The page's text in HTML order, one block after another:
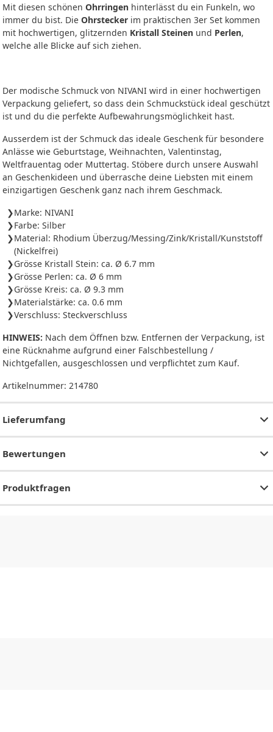
Mit diesen schönen Ohrringen hinterlässt du ein Funkeln, wo
immer du bist. Die Ohrstecker im praktischen 3er Set kommen
mit hochwertigen, glitzernden Kristall Steinen und Perlen,
welche alle Blicke auf sich ziehen.
Der modische Schmuck von NIVANI wird in einer hochwertigen
Verpackung geliefert, so dass dein Schmuckstück ideal geschützt
ist und du die perfekte Aufbewahrungsmöglichkeit hast.
Ausserdem ist der Schmuck das ideale Geschenk für besondere
Anlässe wie Geburtstage, Weihnachten, Valentinstag,
Weltfrauentag oder Muttertag. Stöbere durch unsere Auswahl
an Geschenkideen und überrasche deine Liebsten mit einem
einzigartigen Geschenk ganz nach ihrem Geschmack.
Marke: NIVANI
Farbe: Silber
Material: Rhodium Überzug/Messing/Zink/Kristall/Kunststoff
(Nickelfrei)
Grösse Kristall Stein: ca. Ø 6.7 mm
Grösse Perlen: ca. Ø 6 mm
Grösse Kreis: ca. Ø 9.3 mm
Materialstärke: ca. 0.6 mm
Verschluss: Steckverschluss
HINWEIS: Nach dem Öffnen bzw. Entfernen der Verpackung, ist
eine Rücknahme aufgrund einer Falschbestellung /
Nichtgefallen, ausgeschlossen und verpflichtet zum Kauf.
Artikelnummer: 214780
Lieferumfang
Bewertungen
Produktfragen